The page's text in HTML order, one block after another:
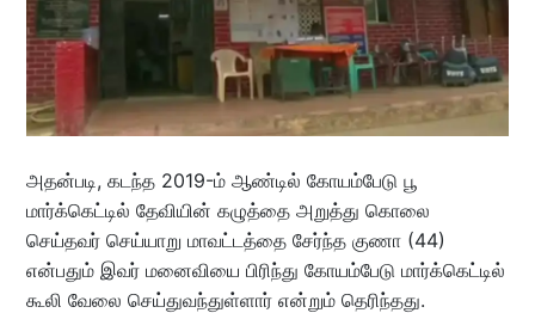
அதன்படி, கடந்த 2019-ம் ஆண்டில் கோயம்பேடு பூ
மார்க்கெட்டில் தேவியின் கழுத்தை அறுத்து கொலை
செய்தவர் செய்யாறு மாவட்டத்தை சேர்ந்த குணா (44)
என்பதும் இவர் மனைவியை பிரிந்து கோயம்பேடு மார்க்கெட்டில்
கூலி வேலை செய்துவந்துள்ளார் என்றும் தெரிந்தது.